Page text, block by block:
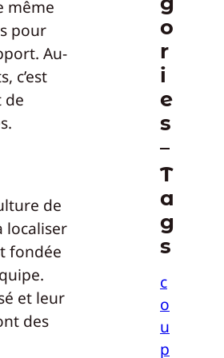
même
pour
Au-
c’est
de
de
localiser
fondée
et leur
des
o
r
i
e
s
T
a
g
s
c
o
u
p